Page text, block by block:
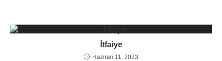
İtfaiye
Haziran 11, 2023